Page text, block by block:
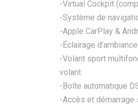
-Virtual Cockpit
-Système de
-Apple CarPlay &
-Éclairage
-Volant sport
volant
-Boîte automatique
-Accès et